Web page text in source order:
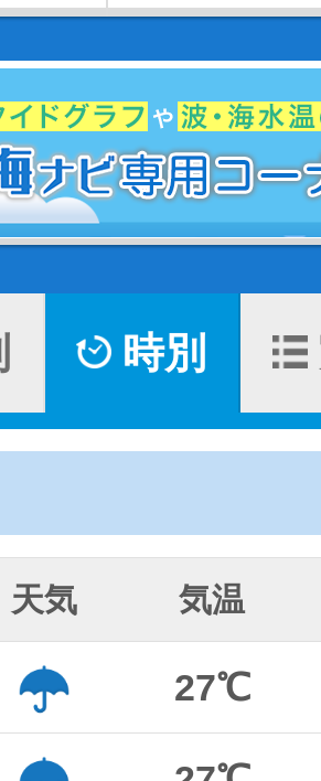
時別
天気 気温
27℃